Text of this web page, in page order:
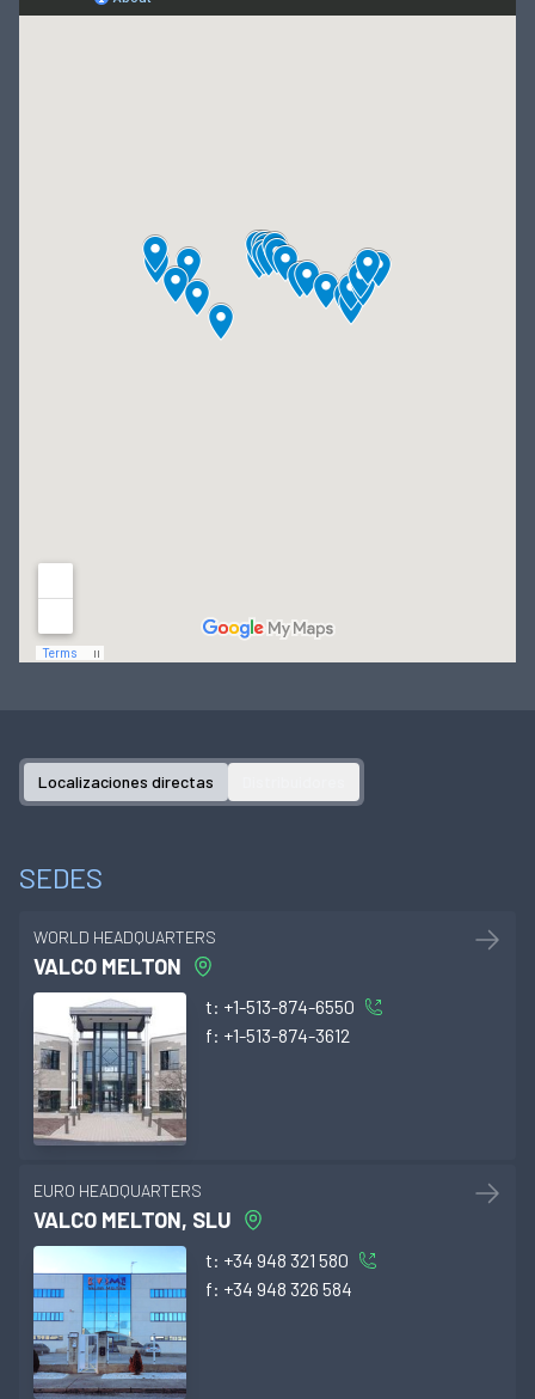
Localizaciones directas
SEDES
WORLD HEADQUARTERS
VALCO MELTON
t: +1-513-874-6550
f: +1-513-874-3612
EURO HEADQUARTERS
VALCO MELTON, SLU
t: +34 948 321 580
f: +34 948 326 584